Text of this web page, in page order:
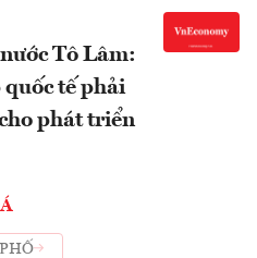
Tô Lâm:
tế phải
phát triển